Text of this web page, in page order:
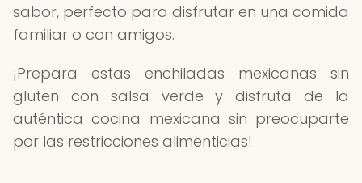
sabor, perfecto para disfrutar en una comida
familiar o con amigos.
¡Prepara estas enchiladas mexicanas sin
gluten con salsa verde y disfruta de la
auténtica cocina mexicana sin preocuparte
por las restricciones alimenticias!